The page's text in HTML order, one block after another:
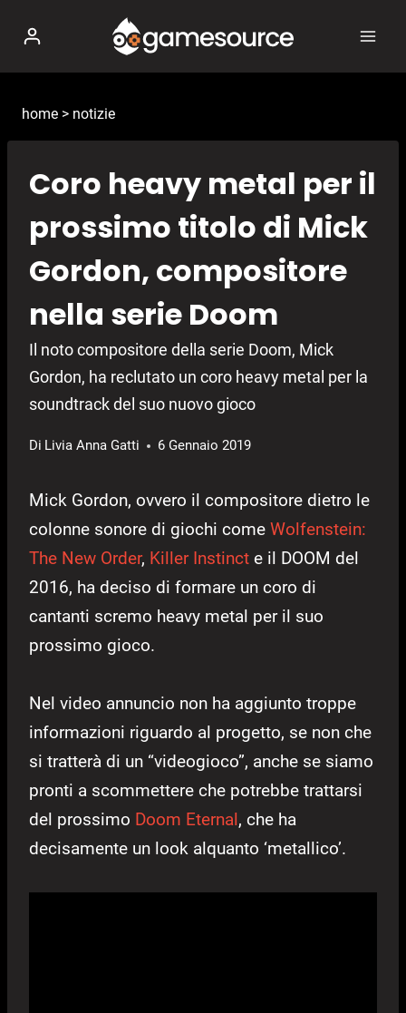
contenuto
home > notizie
Coro heavy metal per il
prossimo titolo di Mick
Gordon, compositore
nella serie Doom
Il noto compositore della serie Doom, Mick
Gordon, ha reclutato un coro heavy metal per la
soundtrack del suo nuovo gioco
Di Livia Anna Gatti 6 Gennaio 2019
Mick Gordon, ovvero il compositore dietro le
colonne sonore di giochi come Wolfenstein:
The New Order, Killer Instinct e il DOOM del
2016, ha deciso di formare un coro di
cantanti scremo heavy metal per il suo
prossimo gioco.
Nel video annuncio non ha aggiunto troppe
informazioni riguardo al progetto, se non che
si tratterà di un “videogioco”, anche se siamo
pronti a scommettere che potrebbe trattarsi
del prossimo Doom Eternal, che ha
decisamente un look alquanto ‘metallico’.